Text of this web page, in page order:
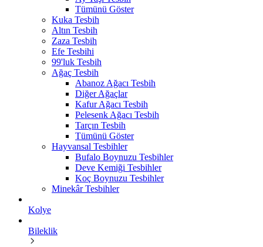
Tümünü Göster
Kuka Tesbih
Altın Tesbih
Zaza Tesbih
Efe Tesbihi
99'luk Tesbih
Ağaç Tesbih
Abanoz Ağacı Tesbih
Diğer Ağaçlar
Kafur Ağacı Tesbih
Pelesenk Ağacı Tesbih
Tarçın Tesbih
Tümünü Göster
Hayvansal Tesbihler
Bufalo Boynuzu Tesbihler
Deve Kemiği Tesbihler
Koç Boynuzu Tesbihler
Minekâr Tesbihler
Kolye
Bileklik